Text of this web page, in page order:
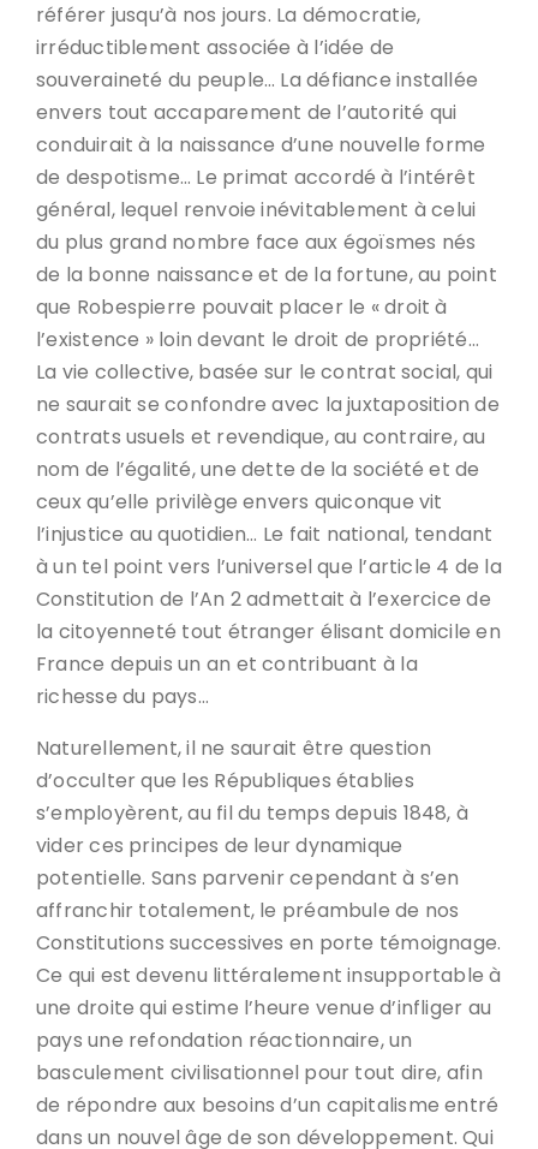
référer jusqu’à nos jours. La démocratie,
irréductiblement associée à l’idée de
souveraineté du peuple… La défiance installée
envers tout accaparement de l’autorité qui
conduirait à la naissance d’une nouvelle forme
de despotisme… Le primat accordé à l’intérêt
général, lequel renvoie inévitablement à celui
du plus grand nombre face aux égoïsmes nés
de la bonne naissance et de la fortune, au point
que Robespierre pouvait placer le « droit à
l’existence » loin devant le droit de propriété…
La vie collective, basée sur le contrat social, qui
ne saurait se confondre avec la juxtaposition de
contrats usuels et revendique, au contraire, au
nom de l’égalité, une dette de la société et de
ceux qu’elle privilège envers quiconque vit
l’injustice au quotidien… Le fait national, tendant
à un tel point vers l’universel que l’article 4 de la
Constitution de l’An 2 admettait à l’exercice de
la citoyenneté tout étranger élisant domicile en
France depuis un an et contribuant à la
richesse du pays…
Naturellement, il ne saurait être question
d’occulter que les Républiques établies
s’employèrent, au fil du temps depuis 1848, à
vider ces principes de leur dynamique
potentielle. Sans parvenir cependant à s’en
affranchir totalement, le préambule de nos
Constitutions successives en porte témoignage.
Ce qui est devenu littéralement insupportable à
une droite qui estime l’heure venue d’infliger au
pays une refondation réactionnaire, un
basculement civilisationnel pour tout dire, afin
de répondre aux besoins d’un capitalisme entré
dans un nouvel âge de son développement. Qui